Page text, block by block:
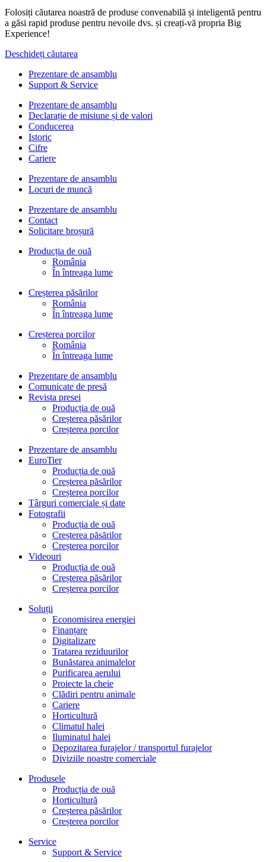
Folosiți căutarea noastră de produse convenabilă și inteligentă pentru
a găsi rapid produse pentru nevoile dvs. și creați-vă propria Big
Experience!
Deschideți căutarea
Prezentare de ansamblu
Support & Service
Prezentare de ansamblu
Declarație de misiune și de valori
Conducerea
Istoric
Cifre
Cariere
Prezentare de ansamblu
Locuri de muncă
Prezentare de ansamblu
Contact
Solicitare broșură
Producția de ouă
România
În întreaga lume
Creșterea păsărilor
România
În întreaga lume
Creșterea porcilor
România
În întreaga lume
Prezentare de ansamblu
Comunicate de presă
Revista presei
Producția de ouă
Creșterea păsărilor
Creșterea porcilor
Prezentare de ansamblu
EuroTier
Producția de ouă
Creșterea păsărilor
Creșterea porcilor
Târguri comerciale și date
Fotografii
Producția de ouă
Creșterea păsărilor
Creșterea porcilor
Videouri
Producția de ouă
Creșterea păsărilor
Creșterea porcilor
Soluții
Economisirea energiei
Finanțare
Digitalizare
Tratarea reziduurilor
Bunăstarea animalelor
Purificarea aerului
Proiecte la cheie
Clădiri pentru animale
Cariere
Horticultură
Climatul halei
Iluminatul halei
Depozitarea furajelor / transportul furajelor
Diviziile noastre comerciale
Produsele
Producția de ouă
Horticultură
Creșterea păsărilor
Creșterea porcilor
Service
Support & Service